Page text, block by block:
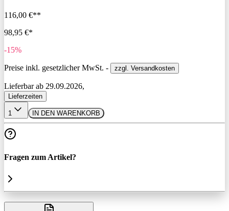
116,00 €**
98,95 €*
-15%
Preise inkl. gesetzlicher MwSt. - zzgl. Versandkosten
Lieferbar ab 29.09.2026,
Lieferzeiten
1 IN DEN WARENKORB
Fragen zum Artikel?